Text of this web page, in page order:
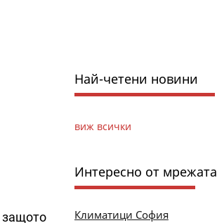
защото
Най-четени новини
виж всички
Интересно от мрежата
Климатици София